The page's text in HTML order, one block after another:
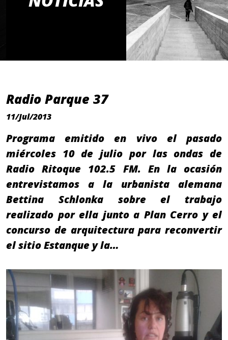
Radio Parque 37
11/Jul/2013
Programa emitido en vivo el pasado
miércoles 10 de julio por las ondas de
Radio Ritoque 102.5 FM. En la ocasión
entrevistamos a la urbanista alemana
Bettina Schlonka sobre el trabajo
realizado por ella junto a Plan Cerro y el
concurso de arquitectura para reconvertir
el sitio Estanque y la…